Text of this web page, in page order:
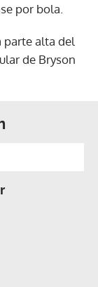
por bola.
parte alta del
de Bryson